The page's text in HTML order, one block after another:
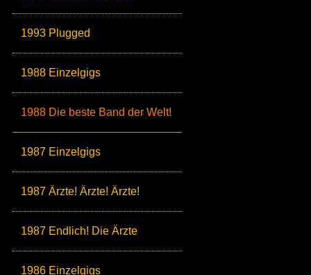
1993 Plugged
1988 Einzelgigs
1988 Die beste Band der Welt!
1987 Einzelgigs
1987 Ärzte! Ärzte! Ärzte!
1987 Endlich! Die Ärzte
1986 Einzelgigs